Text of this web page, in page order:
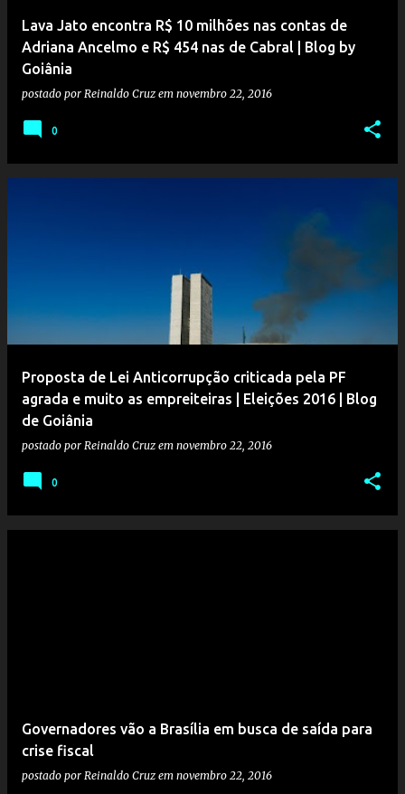
Lava Jato encontra R$ 10 milhões nas contas de
Adriana Ancelmo e R$ 454 nas de Cabral | Blog by
Goiânia
postado por Reinaldo Cruz em novembro 22, 2016
0
Proposta de Lei Anticorrupção criticada pela PF
agrada e muito as empreiteiras | Eleições 2016 | Blog
de Goiânia
postado por Reinaldo Cruz em novembro 22, 2016
0
Governadores vão a Brasília em busca de saída para
crise fiscal
postado por Reinaldo Cruz em novembro 22, 2016